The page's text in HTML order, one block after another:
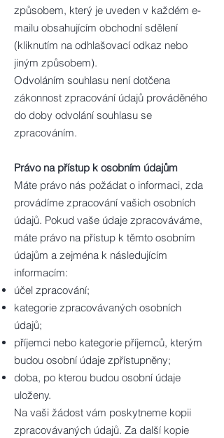
způsobem, který je uveden v každém e-
mailu obsahujícím obchodní sdělení
(kliknutím na odhlašovací odkaz nebo
jiným způsobem).
Odvoláním souhlasu není dotčena
zákonnost zpracování údajů prováděného
do doby odvolání souhlasu se
zpracováním.
Právo na přístup k osobním údajům
Máte právo nás požádat o informaci, zda
provádíme zpracování vašich osobních
údajů. Pokud vaše údaje zpracováváme,
máte právo na přístup k těmto osobním
údajům a zejména k následujícím
informacím:
účel zpracování;
kategorie zpracovávaných osobních
údajů;
příjemci nebo kategorie příjemců, kterým
budou osobní údaje zpřístupněny;
doba, po kterou budou osobní údaje
uloženy.
Na vaši žádost vám poskytneme kopii
zpracovávaných údajů. Za další kopie